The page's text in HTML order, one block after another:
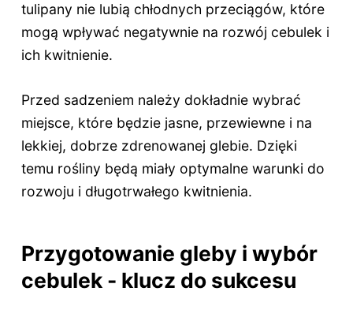
tulipany nie lubią chłodnych przeciągów, które
mogą wpływać negatywnie na rozwój cebulek i
ich kwitnienie.
Przed sadzeniem należy dokładnie wybrać
miejsce, które będzie jasne, przewiewne i na
lekkiej, dobrze zdrenowanej glebie. Dzięki
temu rośliny będą miały optymalne warunki do
rozwoju i długotrwałego kwitnienia.
Przygotowanie gleby i wybór
cebulek - klucz do sukcesu